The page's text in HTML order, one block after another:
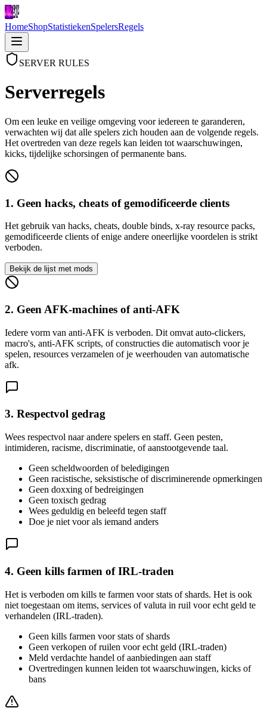
HomeShopStatistiekenSpelersRegels
SERVER RULES
Serverregels
Om een leuke en veilige omgeving voor iedereen te garanderen,
verwachten wij dat alle spelers zich houden aan de volgende regels.
Het overtreden van deze regels kan leiden tot waarschuwingen,
kicks, tijdelijke schorsingen of permanente bans.
1. Geen hacks, cheats of gemodificeerde clients
Het gebruik van hacks, cheats, double binds, x-ray resource packs,
gemodificeerde clients of enige andere oneerlijke voordelen is strikt
verboden.
Bekijk de lijst met mods
2. Geen AFK-machines of anti-AFK
Iedere vorm van anti-AFK is verboden. Dit omvat auto-clickers,
macro's, anti-AFK scripts, of constructies die automatisch voor je
spelen, resources verzamelen of je weerhouden van automatische
afk.
3. Respectvol gedrag
Wees respectvol naar andere spelers en staff. Geen pesten,
intimideren, racisme, discriminatie, of aanstootgevende taal.
Geen scheldwoorden of beledigingen
Geen racistische, seksistische of discriminerende opmerkingen
Geen doxxing of bedreigingen
Geen toxisch gedrag
Wees geduldig en beleefd tegen staff
Doe je niet voor als iemand anders
4. Geen kills farmen of IRL-traden
Het is verboden om kills te farmen voor stats of shards. Het is ook
niet toegestaan om items, services of valuta in ruil voor echt geld te
verhandelen (IRL-traden).
Geen kills farmen voor stats of shards
Geen verkopen of ruilen voor echt geld (IRL-traden)
Meld verdachte handel of aanbiedingen aan staff
Overtredingen kunnen leiden tot waarschuwingen, kicks of
bans